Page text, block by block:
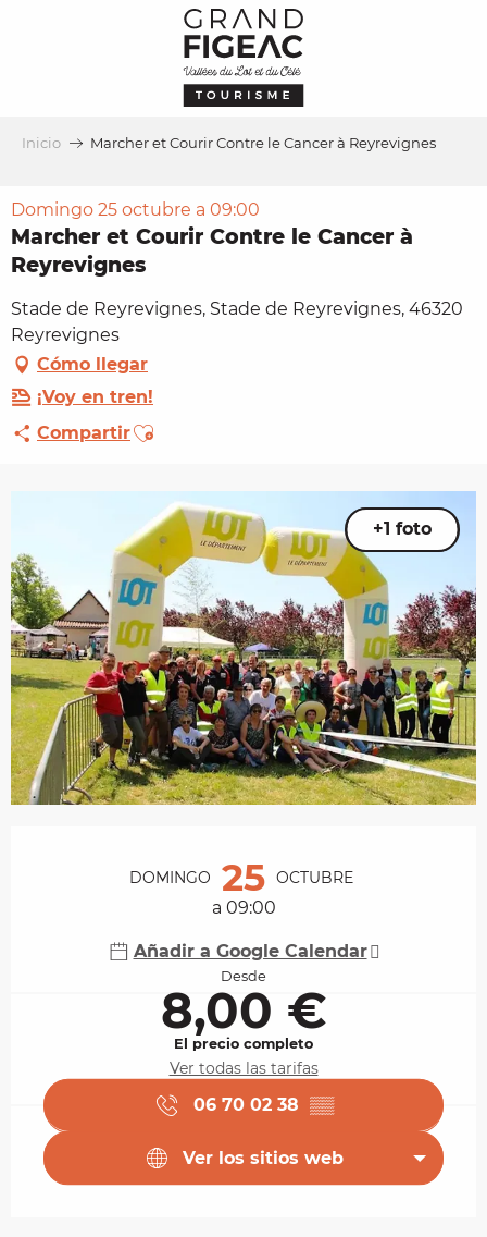
Inicio Marcher et Courir Contre le Cancer à Reyrevignes
Domingo 25 octubre a 09:00
Marcher et Courir Contre le Cancer à
Reyrevignes
Stade de Reyrevignes, Stade de Reyrevignes, 46320
Reyrevignes
Cómo llegar
¡Voy en tren!
CompartirAjouter aux favoris
+1 foto
DOMINGO 25 OCTUBRE
a 09:00
Añadir a Google Calendar
Desde
8,00 €
El precio completo
Ver todas las tarifas
06 70 02 38 ▒▒
Ver los sitios web